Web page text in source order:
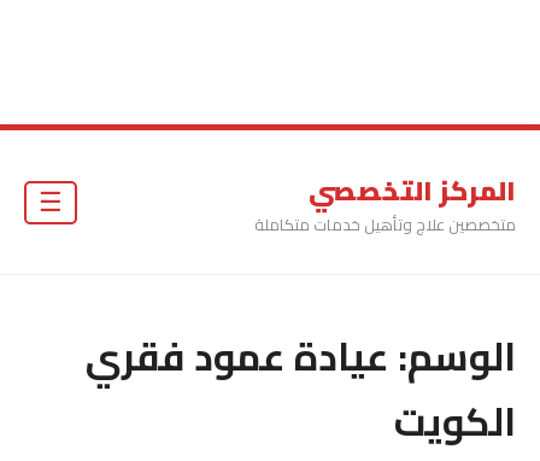
المركز التخصصي
متخصصين علاج وتأهيل خدمات متكاملة
الوسم:عيادة عمود فقري
الكويت